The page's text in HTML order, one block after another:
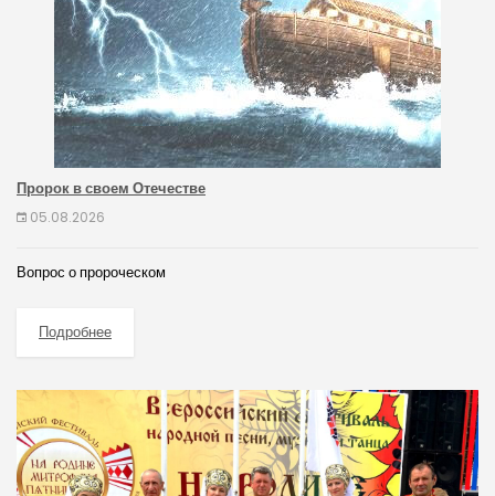
Пророк в своем Отечестве
05.08.2026
Вопрос о пророческом
Подробнее